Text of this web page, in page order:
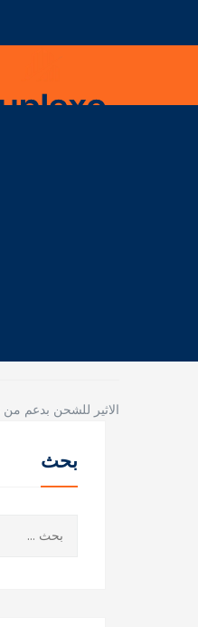
بحث
عن:
الاثير للشحن بدعم من